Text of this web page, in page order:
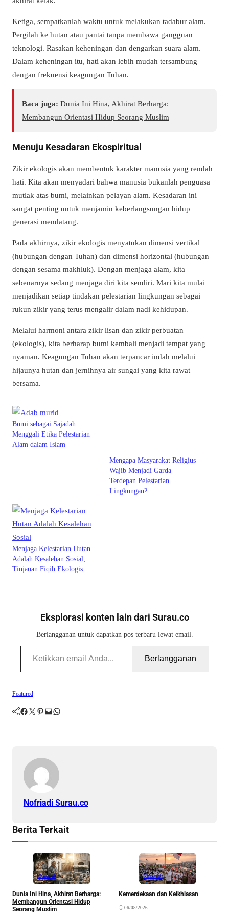
Ketiga, sempatkanlah waktu untuk melakukan tadabur alam.
Pergilah ke hutan atau pantai tanpa membawa gangguan
teknologi. Rasakan keheningan dan dengarkan suara alam.
Dalam keheningan itu, hati akan lebih mudah tersambung
dengan frekuensi keagungan Tuhan.
Baca juga: Dunia Ini Hina, Akhirat Berharga:
Membangun Orientasi Hidup Seorang Muslim
Menuju Kesadaran Ekospiritual
Zikir ekologis akan membentuk karakter manusia yang rendah
hati. Kita akan menyadari bahwa manusia bukanlah penguasa
mutlak atas bumi, melainkan pelayan alam. Kesadaran ini
sangat penting untuk menjamin keberlangsungan hidup
generasi mendatang.
Pada akhirnya, zikir ekologis menyatukan dimensi vertikal
(hubungan dengan Tuhan) dan dimensi horizontal (hubungan
dengan sesama makhluk). Dengan menjaga alam, kita
sebenarnya sedang menjaga diri kita sendiri. Mari kita mulai
menjadikan setiap tindakan pelestarian lingkungan sebagai
rukun zikir yang terus mengalir dalam nadi kehidupan.
Melalui harmoni antara zikir lisan dan zikir perbuatan
(ekologis), kita berharap bumi kembali menjadi tempat yang
nyaman. Keagungan Tuhan akan terpancar indah melalui
hijaunya hutan dan jernihnya air sungai yang kita rawat
bersama.
Bumi sebagai Sajadah:
Menggali Etika Pelestarian
Alam dalam Islam
Mengapa Masyarakat Religius
Wajib Menjadi Garda
Terdepan Pelestarian
Lingkungan?
Menjaga Kelestarian Hutan
Adalah Kesalehan Sosial;
Tinjauan Fiqih Ekologis
Eksplorasi konten lain dari Surau.co
Berlangganan untuk dapatkan pos terbaru lewat email.
Ketikkan email Anda...
Berlangganan
Featured
Facebook Twitter Pinterest Mail WhatsApp
Nofriadi Surau.co
Berita Terkait
Khazanah
Dunia Ini Hina, Akhirat Berharga:
Membangun Orientasi Hidup
Seorang Muslim
Khazanah
Kemerdekaan dan Keikhlasan
06/08/2026